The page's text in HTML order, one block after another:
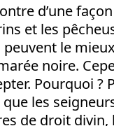
d’une
et les
le
noire.
Pourquoi ?
les
de droit divin,